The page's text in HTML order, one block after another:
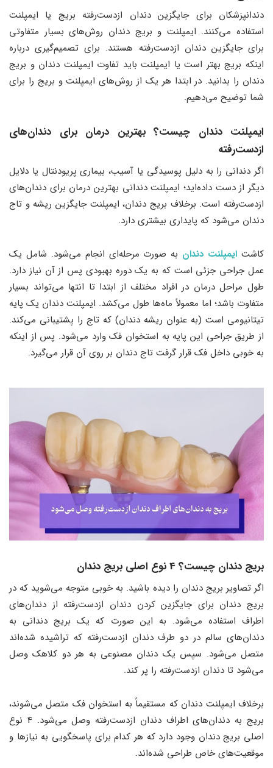
دندانپزشکان برای جایگزین دندان ازدست‌رفته بریج یا ایمپلنت
استفاده می‌کنند. ایمپلنت و بریج دندان روش‌های بسیار متفاوتی
برای جایگزین دندان ازدست‌رفته هستند. برای تصمیم‌گیری درباره
اینکه بریج بهتر است یا ایمپلنت باید تفاوت ایمپلنت دندان و بریج
دندان را بدانید. در ابتدا هر یک از روش‌های ایمپلنت و بریج را برای
شما توضیح می‌دهیم.
ایمپلنت دندان چیست؟ بهترین درمان برای دندان‌های
ازدست‌رفته
اگر دندانی را به دلیل پوسیدگی یا آسیب، بیماری پریودنتال یا دلایل
دیگر از دست داده‌اید؛ ایمپلنت دندانی بهترین درمان برای دندان‌های
ازدست‌رفته است. برخلاف بریج دندان، ایمپلنت‌ جایگزین ریشه و تاج
دندان می‌شود که پایداری بیشتری دارد.
کاشت ایمپلنت دندان به صورت مرحله‌ای انجام می‌شود. شامل یک
عمل جراحی جزئی است که به یک دوره بهبودی پس از آن نیاز دارد.
طول مراحل درمان در افراد مختلف از ابتدا تا انتها می‌تواند بسیار
متفاوت باشد؛ اما معمولاً ماه‌ها طول می‌کشد. ایمپلنت دندان یک پایه
تیتانیومی است (به عنوان ریشه دندان) که تاج را پشتیبانی می‌کند.
از طریق جراحی این پایه به استخوان فک وارد می‌شود. پس از اینکه
به خوبی داخل فک قرار گرفت تاج دندان بر روی آن قرار می‌گیرد.
بریج دندان چیست؟ 4 نوع اصلی بریج دندان
اگر تصاویر بریج دندان را دیده باشید. به خوبی متوجه می‌شوید که در
بریج دندان برای جایگزین کردن دندان ازدست‌رفته از دندان‌های
اطراف استفاده می‌شود. به این صورت که یک بریج دندانی به
دندان‌های سالم در دو طرف دندان ازدست‌رفته که تراشیده شده‌اند
متصل می‌شود. سپس یک دندان مصنوعی به هر دو کلاهک وصل
می‌شود تا دندان ازدست‌رفته را پر کند.
برخلاف ایمپلنت‌ دندان که مستقیماً به استخوان فک متصل می‌شوند،
بریج‌ به دندان‌های اطراف دندان ازدست‌رفته وصل می‌شود. 4 نوع
اصلی بریج دندان وجود دارد که هر کدام برای پاسخگویی به نیازها و
موقعیت‌های خاص طراحی شده‌اند.